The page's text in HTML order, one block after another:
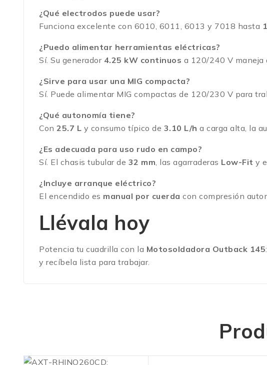
¿Qué electrodos puede usar?
Funciona excelente con 6010, 6011, 6013 y 7018 hasta
¿Puedo alimentar herramientas eléctricas?
Sí. Su generador 4.25 kW continuos a 120/240 V maneja
¿Sirve para usar una MIG compacta?
Sí. Puede alimentar MIG compactas de 120/230 V para
¿Qué autonomía tiene?
Con 25.7 L y consumo típico de 3.10 L/h a carga alta, la
¿Es adecuada para uso rudo en campo?
Sí. El chasis tubular de 32 mm, las agarraderas Low-Fit y
¿Incluye arranque eléctrico?
El encendido es manual por cuerda con compresión
Llévala hoy
Potencia tu cuadrilla con la Motosoldadora Outback 145
y recíbela lista para trabajar.